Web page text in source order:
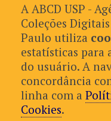
Relações entre os
This item has no
← Item Anterior
A ABCD USP -
Coleções
Paulo utiliza
estatísticas para
do usuário. A
concordância
linha com a
Cookies.